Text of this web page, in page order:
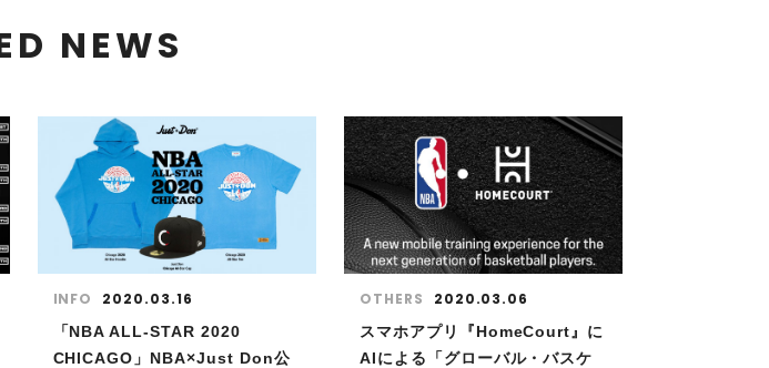
NEWS
INFO 2020.03.16
「NBA ALL-STAR 2020
CHICAGO」NBA×Just Don公
OTHERS 2020.03.06
スマホアプリ『HomeCourt』に
AIによる「グローバル・バスケ